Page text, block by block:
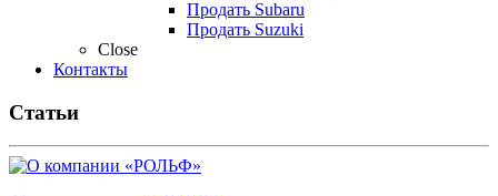
Продать Subaru
Продать Suzuki
Close
Контакты
Статьи